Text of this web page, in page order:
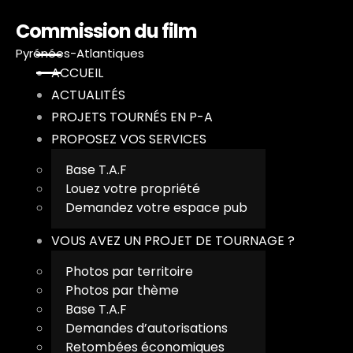
Commission du film
Pyrénées-Atlantiques
ACCUEIL
ACTUALITÉS
PROJETS TOURNÉS EN P-A
PROPOSEZ VOS SERVICES
Base T.A.F
Louez votre propriété
Demandez votre espace pub
VOUS AVEZ UN PROJET DE TOURNAGE ?
Photos par territoire
Photos par thème
Base T.A.F
Demandes d’autorisations
Retombées économiques